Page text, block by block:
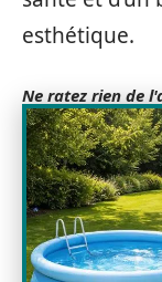
esthétique.
Ne ratez rien de